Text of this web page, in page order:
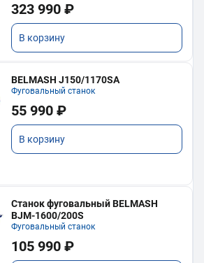
323 990 ₽
В корзину
BELMASH J150/1170SA
Фуговальный станок
55 990 ₽
В корзину
Станок фуговальный BELMASH
BJM-1600/200S
Фуговальный станок
105 990 ₽